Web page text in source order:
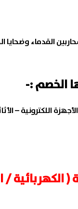
الخصم :-
اللكترونية –
( الكهربائية